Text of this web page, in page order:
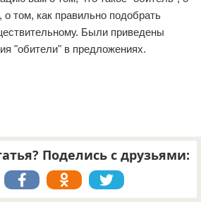
том, как правильно подобрать
Были приведены
"обители" в предложениях.
Поделись с друзьями: